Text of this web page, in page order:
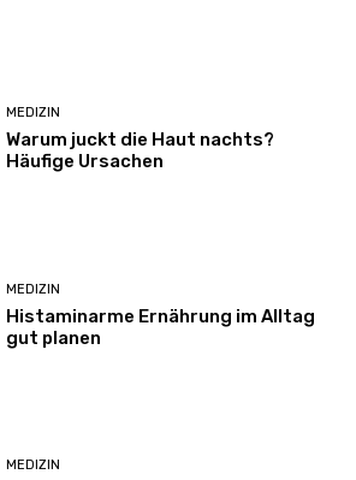
MEDIZIN
Warum juckt die Haut nachts?
Häufige Ursachen
MEDIZIN
Histaminarme Ernährung im Alltag
gut planen
MEDIZIN